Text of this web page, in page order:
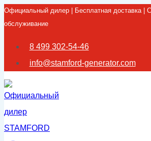
Перейти
к
содержимому
Официальный дилер | Бесплатная доставка |
обслуживание
8 499 302-54-46
info@stamford-generator.com